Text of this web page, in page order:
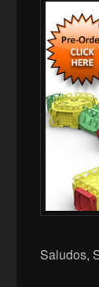
Saludos,